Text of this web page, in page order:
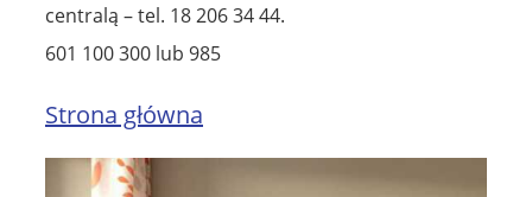
centralą – tel. 18 206 34 44.
601 100 300 lub 985
Strona główna